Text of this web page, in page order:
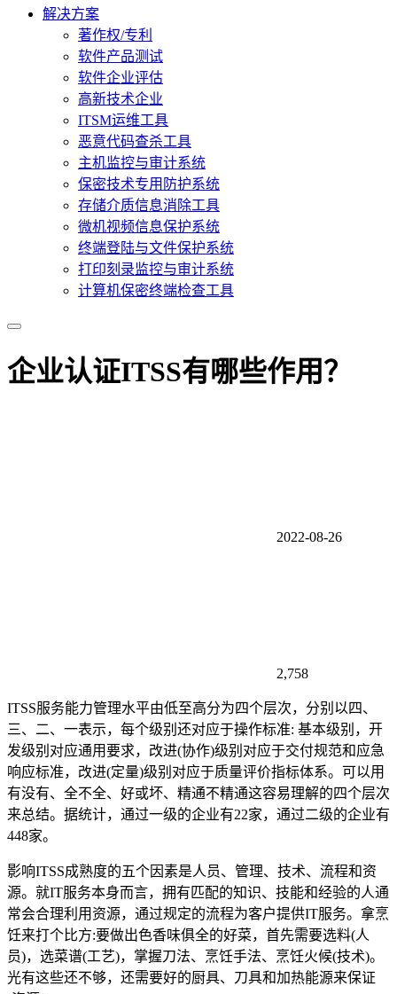
解决方案
著作权/专利
软件产品测试
软件企业评估
高新技术企业
ITSM运维工具
恶意代码查杀工具
主机监控与审计系统
保密技术专用防护系统
存储介质信息消除工具
微机视频信息保护系统
终端登陆与文件保护系统
打印刻录监控与审计系统
计算机保密终端检查工具
企业认证ITSS有哪些作用？
2022-08-26
2,758
ITSS服务能力管理水平由低至高分为四个层次，分别以四、
三、二、一表示，每个级别还对应于操作标准: 基本级别，开
发级别对应通用要求，改进(协作)级别对应于交付规范和应急
响应标准，改进(定量)级别对应于质量评价指标体系。可以用
有没有、全不全、好或坏、精通不精通这容易理解的四个层次
来总结。据统计，通过一级的企业有22家，通过二级的企业有
448家。
影响ITSS成熟度的五个因素是人员、管理、技术、流程和资
源。就IT服务本身而言，拥有匹配的知识、技能和经验的人通
常会合理利用资源，通过规定的流程为客户提供IT服务。拿烹
饪来打个比方:要做出色香味俱全的好菜，首先需要选料(人
员)，选菜谱(工艺)，掌握刀法、烹饪手法、烹饪火候(技术)。
光有这些还不够，还需要好的厨具、刀具和加热能源来保证